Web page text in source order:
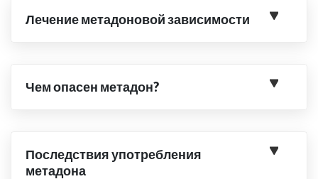
Лечение метадоновой зависимости
Чем опасен метадон?
Последствия употребления
метадона